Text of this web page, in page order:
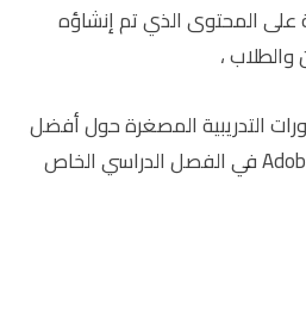
على المحتوى الذي تم إنشاؤه
،
التدريبية المصغرة حول أفضل
طريقة لاستخدام Adobe Spark في الفصل الدراسي الخاص